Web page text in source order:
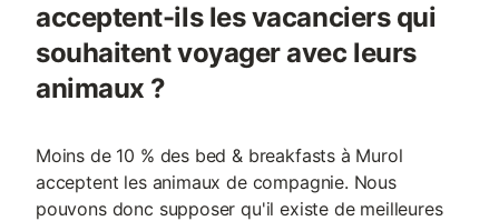
acceptent-ils les vacanciers qui
souhaitent voyager avec leurs
animaux ?
Moins de 10 % des bed & breakfasts à Murol
acceptent les animaux de compagnie. Nous
pouvons donc supposer qu'il existe de meilleures